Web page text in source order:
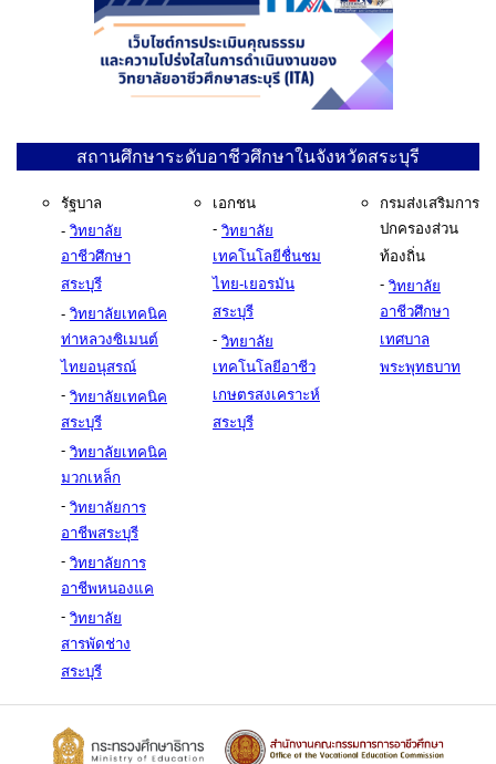
สถานศึกษาระดับอาชีวศึกษาในจังหวัดสระบุรี
รัฐบาล
- วิทยาลัย
อาชีวศึกษา
สระบุรี
- วิทยาลัยเทคนิค
ท่าหลวงซิเมนต์
ไทยอนุสรณ์
- วิทยาลัยเทคนิค
สระบุรี
- วิทยาลัยเทคนิค
มวกเหล็ก
- วิทยาลัยการ
อาชีพสระบุรี
- วิทยาลัยการ
อาชีพหนองแค
- วิทยาลัย
สารพัดช่าง
สระบุรี
เอกชน
- วิทยาลัย
เทคโนโลยีชื่นชม
ไทย-เยอรมัน
สระบุรี
- วิทยาลัย
เทคโนโลยีอาชีว
เกษตรสงเคราะห์
สระบุรี
กรมส่งเสริมการ
ปกครองส่วน
ท้องถิ่น
- วิทยาลัย
อาชีวศึกษา
เทศบาล
พระพุทธบาท